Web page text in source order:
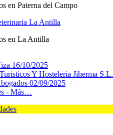
en Paterna del Campo
La Antilla
en La Antilla
16/10/2025
Y Hosteleria Jiherma S.L.
02/09/2025
- Más…